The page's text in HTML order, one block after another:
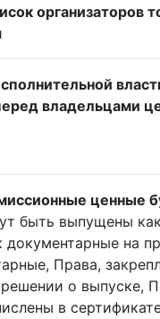
организаторов
владельцами
ценные
быть выпущены
на
Права,
о выпуске,
в